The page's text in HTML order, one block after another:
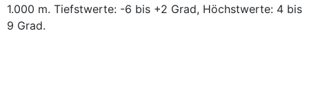
1.000 m. Tiefstwerte: -6 bis +2 Grad, Höchstwerte: 4 bis
9 Grad.